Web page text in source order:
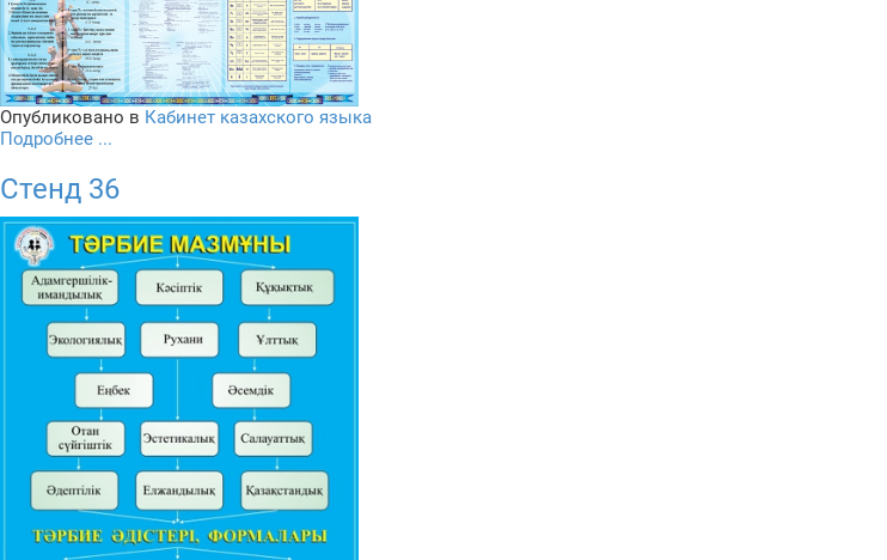
Опубликовано в Кабинет казахского языка
Подробнее ...
Стенд 36